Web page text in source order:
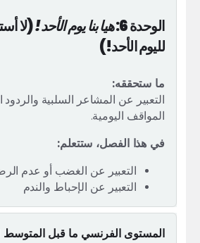
الوحدة 6: هيا بنا يوم الأحد!(لا
لليوم الأحد!)
ما ستحققه:
التعبير عن المشاعر السلبية
المواقف اليومية.
في هذا الفصل، ستتعلم:
التعبير عن الغضب أو عدم
التعبير عن الإحباط والندم
المستوى الفرنسي ما قبل المتوسط B1.1